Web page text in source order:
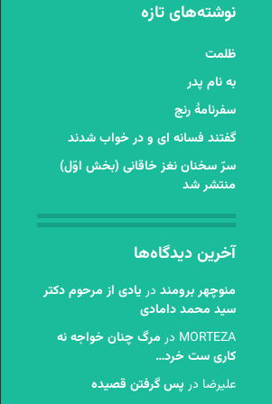
نوشته‌های تازه
ظلمت
به نام پدر
سفرنامۀ رنج
گفتند فسانه ای و در خواب شدند
سرّ سخنان نغز خاقانی (بخش اوّل)
منتشر شد
آخرین دیدگاه‌ها
منوچهر برومند در یادی از مرحوم دکتر
سید محمد دامادی
MORTEZA در مرگ چنان خواجه نه
کاری ست خرد…
عليرضا در پس گرفتن قصیده